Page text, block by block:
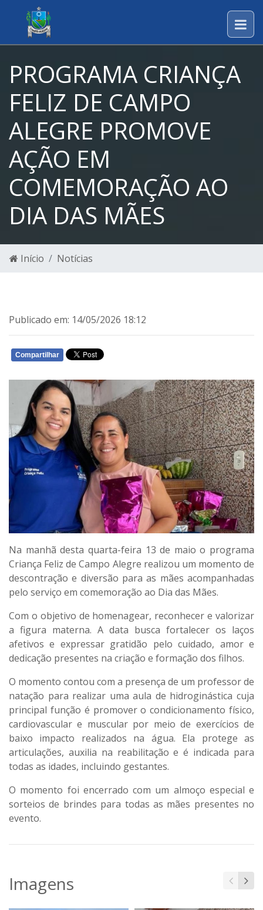
PROGRAMA CRIANÇA
FELIZ DE CAMPO
ALEGRE PROMOVE
AÇÃO EM
COMEMORAÇÃO AO
DIA DAS MÃES
Início Notícias
Publicado em: 14/05/2026 18:12
Compartilhar
Na manhã desta quarta-feira 13 de maio o programa
Criança Feliz de Campo Alegre realizou um momento de
descontração e diversão para as mães acompanhadas
pelo serviço em comemoração ao Dia das Mães.
Com o objetivo de homenagear, reconhecer e valorizar
a figura materna. A data busca fortalecer os laços
afetivos e expressar gratidão pelo cuidado, amor e
dedicação presentes na criação e formação dos filhos.
O momento contou com a presença de um professor de
natação para realizar uma aula de hidroginástica cuja
principal função é promover o condicionamento físico,
cardiovascular e muscular por meio de exercícios de
baixo impacto realizados na água. Ela protege as
articulações, auxilia na reabilitação e é indicada para
todas as idades, incluindo gestantes.
O momento foi encerrado com um almoço especial e
sorteios de brindes para todas as mães presentes no
evento.
Imagens